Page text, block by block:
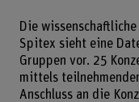
Die
Spitex sieht eine
Gruppen vor. 25
mittels
Anschluss an die